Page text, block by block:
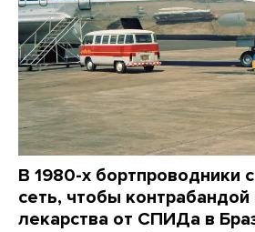
В 1980-х бортпроводники
сеть, чтобы контрабандой
лекарства от СПИДа в